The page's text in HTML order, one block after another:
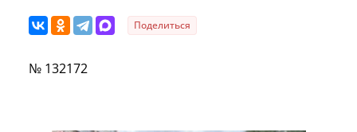
Поделиться
№ 132172